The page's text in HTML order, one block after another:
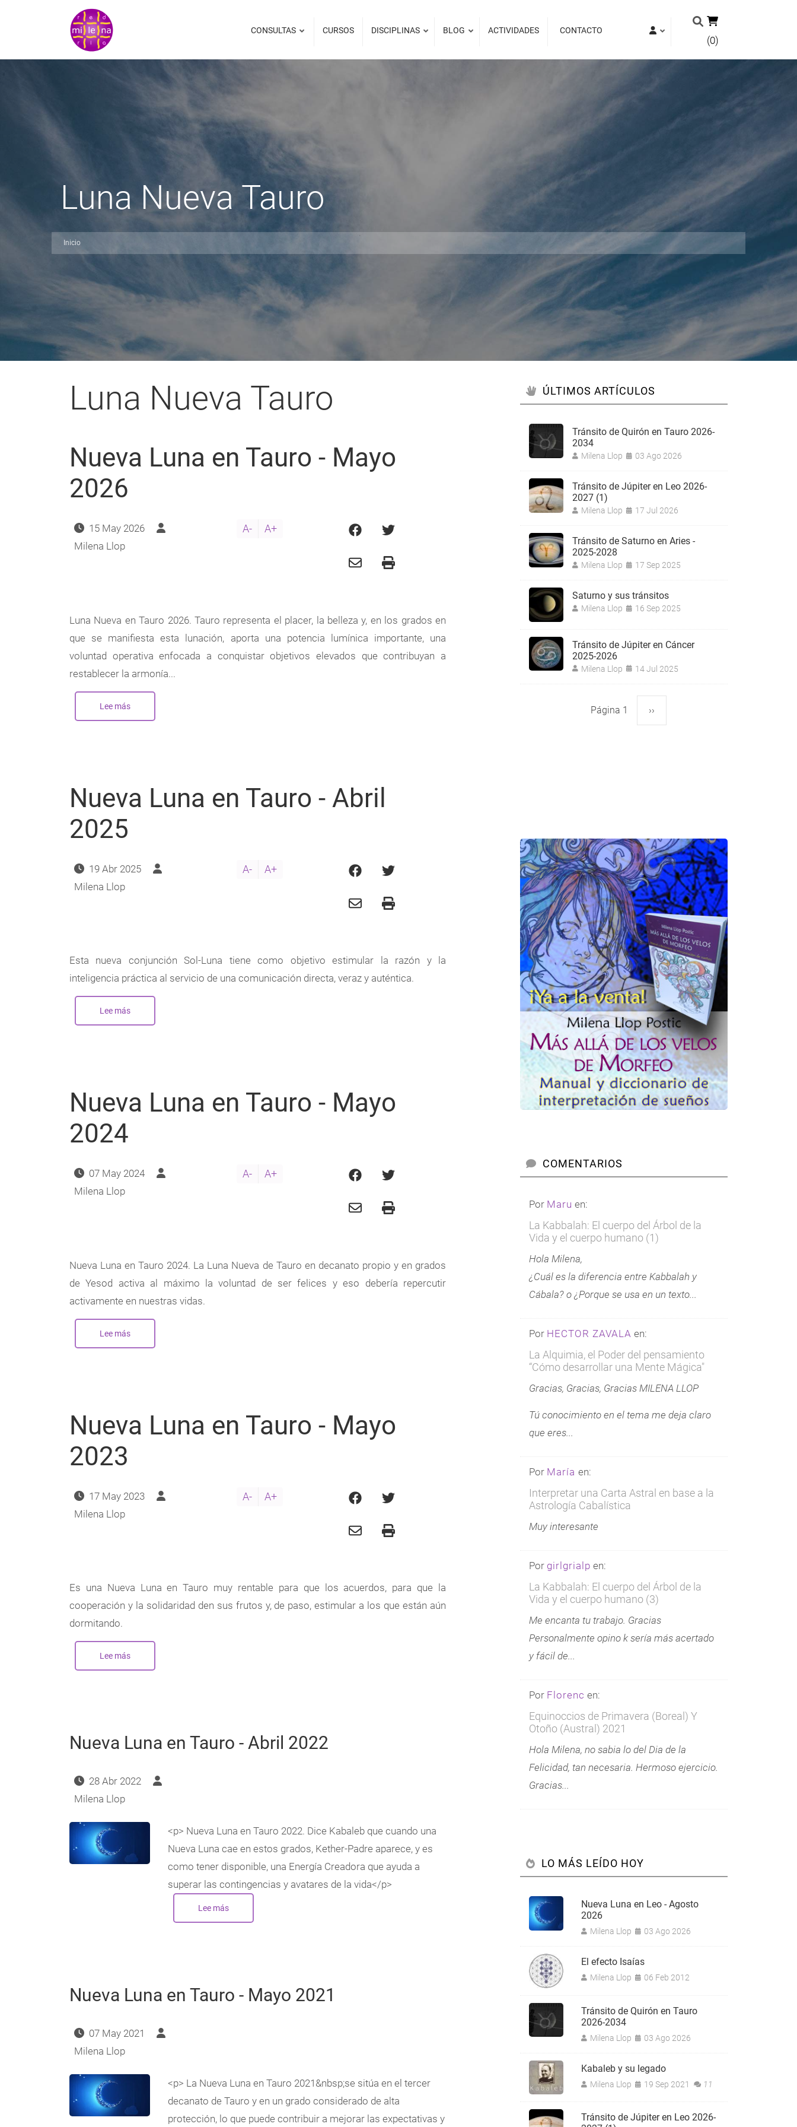
principal
CONSULTAS CURSOS DISCIPLINAS BLOG ACTIVIDADES CONTACTO
(0)
Luna Nueva Tauro
Sobrescribir
enlaces
de
ayuda
la
navegación
Inicio
Luna Nueva Tauro
Nueva Luna en Tauro - Mayo
2026
15 May 2026
Milena Llop
A- A+
Luna Nueva en Tauro 2026. Tauro representa el placer, la belleza y, en los grados en
que se manifiesta esta lunación, aporta una potencia lumínica importante, una
voluntad operativa enfocada a conquistar objetivos elevados que contribuyan a
restablecer la armonía...
Lee mássobre
Luna
Nueva Luna en Tauro - Abril
2025
19 Abr 2025
Milena Llop
A- A+
Esta nueva conjunción Sol-Luna tiene como objetivo estimular la razón y la
inteligencia práctica al servicio de una comunicación directa, veraz y auténtica.
Lee mássobre
Luna
Nueva Luna en Tauro - Mayo
2024
07 May 2024
Milena Llop
A- A+
Nueva Luna en Tauro 2024. La Luna Nueva de Tauro en decanato propio y en grados
de Yesod activa al máximo la voluntad de ser felices y eso debería repercutir
activamente en nuestras vidas.
Lee mássobre
Luna
Nueva Luna en Tauro - Mayo
2023
17 May 2023
Milena Llop
A- A+
Es una Nueva Luna en Tauro muy rentable para que los acuerdos, para que la
cooperación y la solidaridad den sus frutos y, de paso, estimular a los que están aún
dormitando.
Lee mássobre
Luna
Nueva Luna en Tauro - Abril 2022
28 Abr 2022
Milena Llop
<p> Nueva Luna en Tauro 2022. Dice Kabaleb que cuando una
Nueva Luna cae en estos grados, Kether-Padre aparece, y es
como tener disponible, una Energía Creadora que ayuda a
superar las contingencias y avatares de la vida</p>
Lee mássobre
Luna
Nueva Luna en Tauro - Mayo 2021
07 May 2021
Milena Llop
<p> La Nueva Luna en Tauro 2021&nbsp;se sitúa en el tercer
decanato de Tauro y en un grado considerado de alta
protección, lo que puede contribuir a mejorar las expectativas y
ÚLTIMOS ARTÍCULOS
Tránsito de Quirón en Tauro 2026-
2034
Milena Llop 03 Ago 2026
Tránsito de Júpiter en Leo 2026-
2027 (1)
Milena Llop 17 Jul 2026
Tránsito de Saturno en Aries -
2025-2028
Milena Llop 17 Sep 2025
Saturno y sus tránsitos
Milena Llop 16 Sep 2025
Tránsito de Júpiter en Cáncer
2025-2026
Milena Llop 14 Jul 2025
Página 1 Siguiente
››
COMENTARIOS
Por Maru en:
La Kabbalah: El cuerpo del Árbol de la
Vida y el cuerpo humano (1)
Hola Milena,
¿Cuál es la diferencia entre Kabbalah y
Cábala? o ¿Porque se usa en un texto...
Por HECTOR ZAVALA en:
La Alquimia, el Poder del pensamiento
“Cómo desarrollar una Mente Mágica"
Gracias, Gracias, Gracias MILENA LLOP
Tú conocimiento en el tema me deja claro
que eres...
Por María en:
Interpretar una Carta Astral en base a la
Astrología Cabalística
Muy interesante
Por girlgrialp en:
La Kabbalah: El cuerpo del Árbol de la
Vida y el cuerpo humano (3)
Me encanta tu trabajo. Gracias
Personalmente opino k sería más acertado
y fácil de...
Por Florenc en:
Equinoccios de Primavera (Boreal) Y
Otoño (Austral) 2021
Hola Milena, no sabia lo del Dia de la
Felicidad, tan necesaria. Hermoso ejercicio.
Gracias...
LO MÁS LEÍDO HOY
Nueva Luna en Leo - Agosto
2026
Milena Llop 03 Ago 2026
El efecto Isaías
Milena Llop 06 Feb 2012
Tránsito de Quirón en Tauro
2026-2034
Milena Llop 03 Ago 2026
Kabaleb y su legado
Milena Llop 19 Sep 2021 11
Tránsito de Júpiter en Leo 2026-